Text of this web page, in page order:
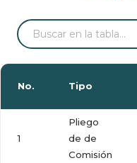
No. Tipo
1
Pliego
de de
Comisión